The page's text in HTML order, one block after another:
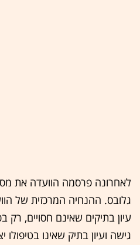
לאחרונה פרסמה הוועדה את
גלובס. ההנחיה המרכזית של
עיון בתיקים שאינם חסויים,
גישה ועיון בתיק שאינו